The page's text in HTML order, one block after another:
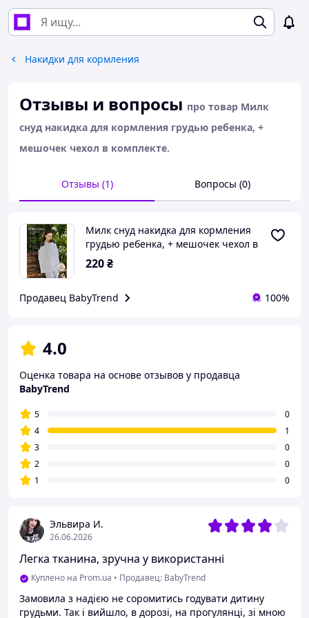
Накидки для кормления
Отзывы и вопросы про товар Милк
снуд накидка для кормления грудью ребенка, +
мешочек чехол в комплекте.
Отзывы (1) Вопросы (0)
Эльвира И.
26.06.2026
Легка тканина, зручна у використанні
Куплено на Prom.ua • Продавец: BabyTrend
Замовила з надією не соромитись годувати дитину
грудьми. Так і вийшло, в дорозі, на прогулянці, зі мною
Милк снуд накидка для кормления
грудью ребенка, + мешочек чехол в
комплекте.
220₴
Продавец BabyTrend 100%
4.0
Оценка товара на основе отзывов у продавца
BabyTrend
5
0
4
1
3
0
2
0
1
0